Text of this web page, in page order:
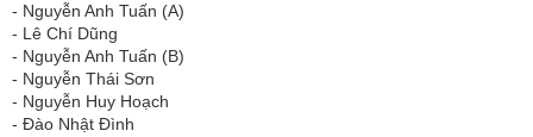
​​​​​​- Nguyễn Anh Tuấn (A)
- Lê Chí Dũng
- Nguyễn Anh Tuấn (B)
- Nguyễn Thái Sơn
- Nguyễn Huy Hoạch
- Đào Nhật Đình